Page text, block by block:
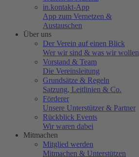
in.kontakt-App
App zum Vernetzen &
Austauschen
Über uns
Der Verein auf einen Blick
Wer wir sind & was wir wollen
Vorstand & Team
Die Vereinsleitung
Grundsätze & Regeln
Satzung, Leitlinien & Co.
Förderer
Unsere Unterstützer & Partner
Rückblick Events
Wir waren dabei
Mitmachen
Mitglied werden
Mitmachen & Unterstützen